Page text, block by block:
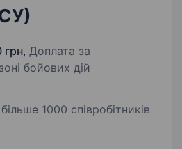
грн, Доплата за
бойових дій
більше 1000 співробітників